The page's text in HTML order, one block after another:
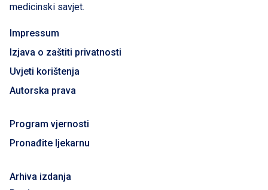
medicinski savjet.
Impressum
Izjava o zaštiti privatnosti
Uvjeti korištenja
Autorska prava
Program vjernosti
Pronađite ljekarnu
Arhiva izdanja